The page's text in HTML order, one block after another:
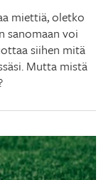
miettiä, oletko
sanomaan voi
siihen mitä
Mutta mistä